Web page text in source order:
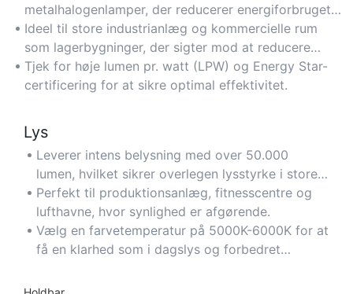
metalhalogenlamper, der reducerer energiforbruget
med op til 60%, samtidig med at den høje effekt
opretholdes.
Ideel til store industrianlæg og kommercielle rum
som lagerbygninger, der sigter mod at reducere
elomkostningerne.
Tjek for høje lumen pr. watt (LPW) og Energy Star-
certificering for at sikre optimal effektivitet.
Lys
Leverer intens belysning med over 50.000
lumen, hvilket sikrer overlegen lysstyrke i store
rum eller rum med højt til loftet.
Perfekt til produktionsanlæg, fitnesscentre og
lufthavne, hvor synlighed er afgørende.
Vælg en farvetemperatur på 5000K-6000K for at
få en klarhed som i dagslys og forbedret